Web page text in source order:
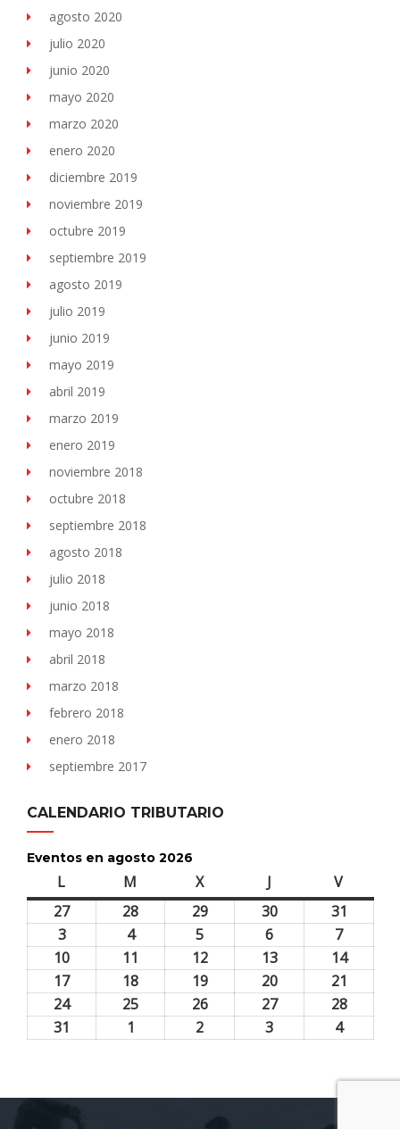
agosto 2020
julio 2020
junio 2020
mayo 2020
marzo 2020
enero 2020
diciembre 2019
noviembre 2019
octubre 2019
septiembre 2019
agosto 2019
julio 2019
junio 2019
mayo 2019
abril 2019
marzo 2019
enero 2019
noviembre 2018
octubre 2018
septiembre 2018
agosto 2018
julio 2018
junio 2018
mayo 2018
abril 2018
marzo 2018
febrero 2018
enero 2018
septiembre 2017
CALENDARIO TRIBUTARIO
Eventos en agosto 2026
L M Xmiércoles J Vviernes
2727
28 2929
2026
3030
2026
31
2026
33
agosto,
2026
44
agosto,
2026
5
agosto,
2026
6
agosto,
2026
77
agosto,
2026
10
agosto,
2026
11 1212
agosto,
2026
1313
agosto,
2026
1414
2026
1717
agosto,
18 1919
agosto,
2020
agosto,
21
agosto,
2424
25 2626
2727
2828
31 1 2 3 44